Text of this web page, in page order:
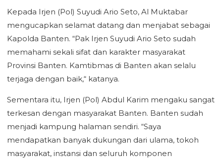
Kepada Irjen (Pol) Suyudi Ario Seto, Al Muktabar
mengucapkan selamat datang dan menjabat sebagai
Kapolda Banten. “Pak Irjen Suyudi Ario Seto sudah
memahami sekali sifat dan karakter masyarakat
Provinsi Banten. Kamtibmas di Banten akan selalu
terjaga dengan baik,“ katanya.
Sementara itu, Irjen (Pol) Abdul Karim mengaku sangat
terkesan dengan masyarakat Banten. Banten sudah
menjadi kampung halaman sendiri. “Saya
mendapatkan banyak dukungan dari ulama, tokoh
masyarakat, instansi dan seluruh komponen